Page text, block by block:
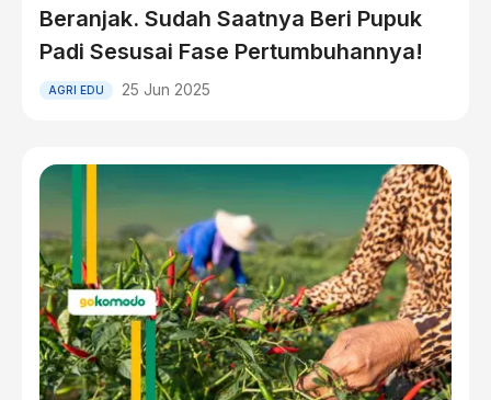
Beranjak. Sudah Saatnya Beri Pupuk
Padi Sesusai Fase Pertumbuhannya!
AGRI EDU 25 Jun 2025